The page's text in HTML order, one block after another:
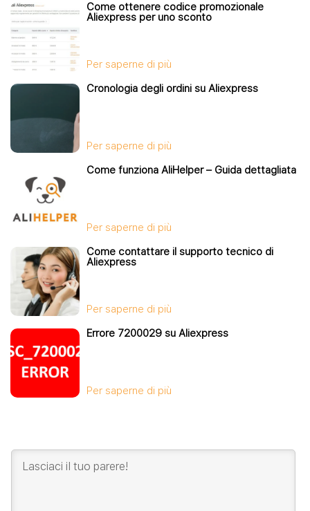
Come ottenere codice promozionale
Aliexpress per uno sconto
Per saperne di più
Cronologia degli ordini su Aliexpress
Per saperne di più
Come funziona AliHelper – Guida dettagliata
Per saperne di più
Come contattare il supporto tecnico di
Aliexpress
Per saperne di più
Errore 7200029 su Aliexpress
Per saperne di più